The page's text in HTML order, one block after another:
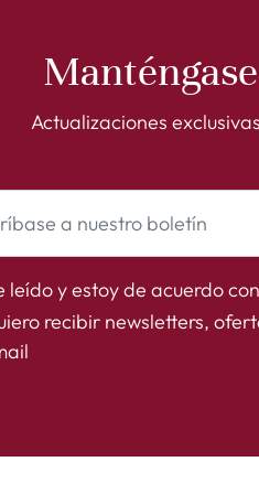
Actualizaciones
leído y estoy de acuerdo
recibir newsletters,